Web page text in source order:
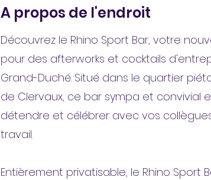
A propos de l'endroit
Découvrez le Rhino Sport Bar, votre
pour des afterworks et cocktails
Grand-Duché. Situé dans le quartier
de Clervaux, ce bar sympa et convivial
détendre et célébrer avec vos
travail.
Entièrement privatisable, le Rhino Sport